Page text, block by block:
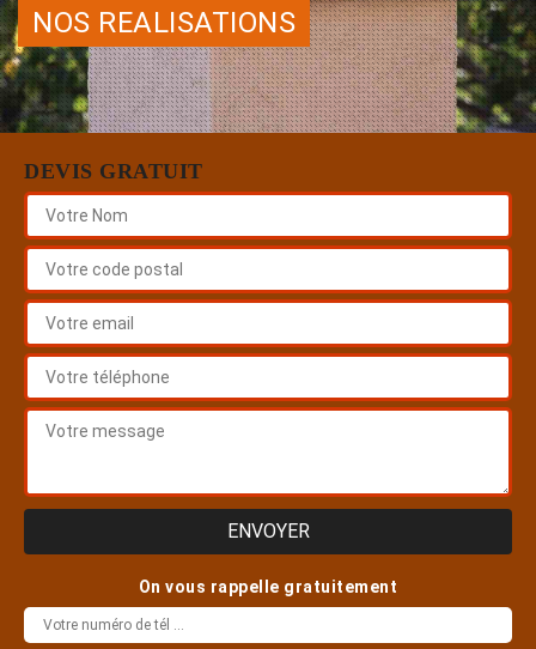
NOS REALISATIONS
DEVIS GRATUIT
On vous rappelle gratuitement